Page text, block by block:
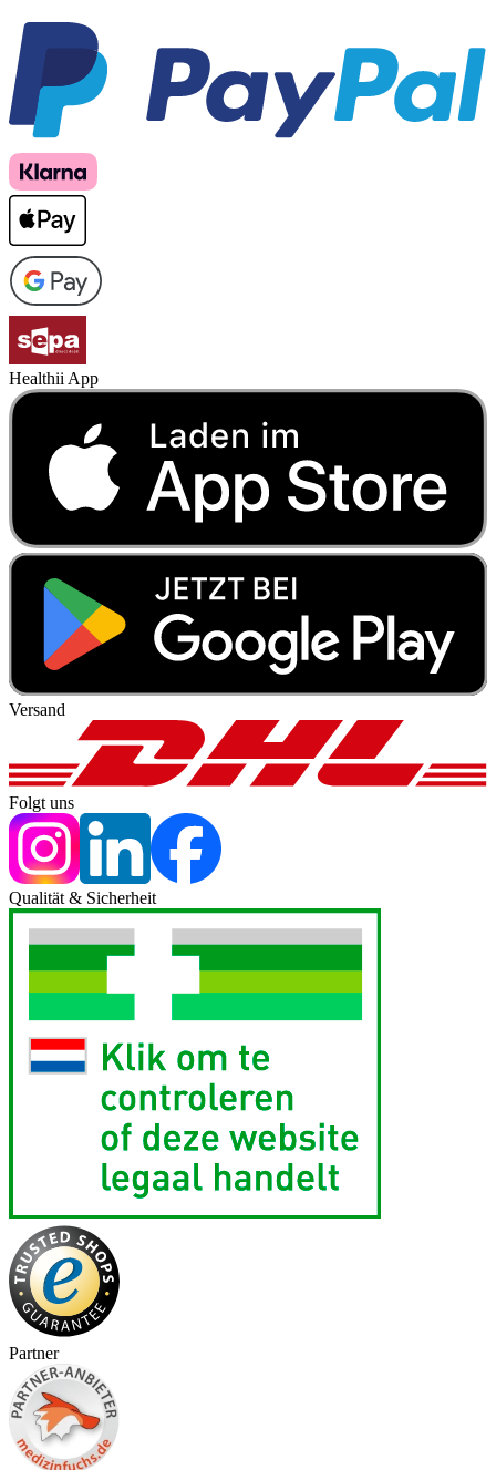
Healthii App
Versand
Folgt uns
Qualität & Sicherheit
Partner